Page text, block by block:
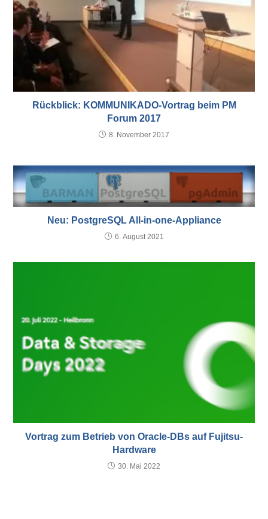
Rückblick: KOMMUNIKADO-Vortrag beim PM
Forum 2017
8. November 2017
Neu: PostgreSQL All-in-one-Appliance
6. August 2021
Vortrag zum Betrieb von Oracle-DBs auf Fujitsu-
Hardware
30. Mai 2022